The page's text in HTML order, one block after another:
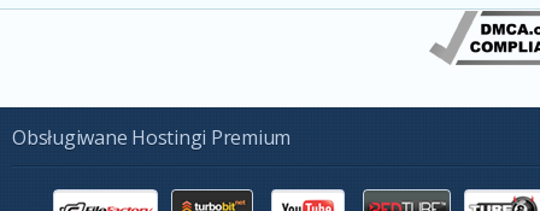
Obsługiwane Hostingi Premium